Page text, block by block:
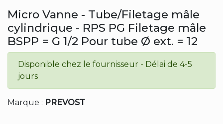
Micro Vanne - Tube/Filetage mâle
cylindrique - RPS PG Filetage mâle
BSPP = G 1/2 Pour tube Ø ext. = 12
Disponible chez le fournisseur - Délai de 4-5
jours
Marque : PREVOST